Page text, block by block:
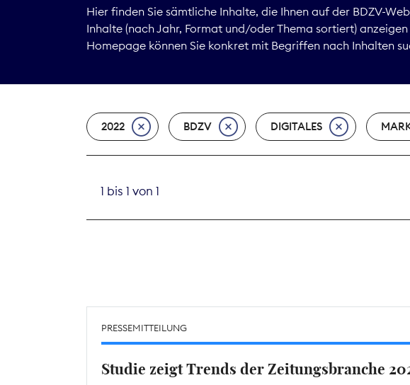
Service
Hier finden Sie sämtliche Inhalte, die Ihnen auf der BDZV-
Inhalte (nach Jahr, Format und/oder Thema sortiert)
Homepage können Sie konkret mit Begriffen nach Inhalten
2022 BDZV DIGITALES
1 bis 1 von 1
PRESSEMITTEILUNG
Studie zeigt Trends der Zeitungsbranche